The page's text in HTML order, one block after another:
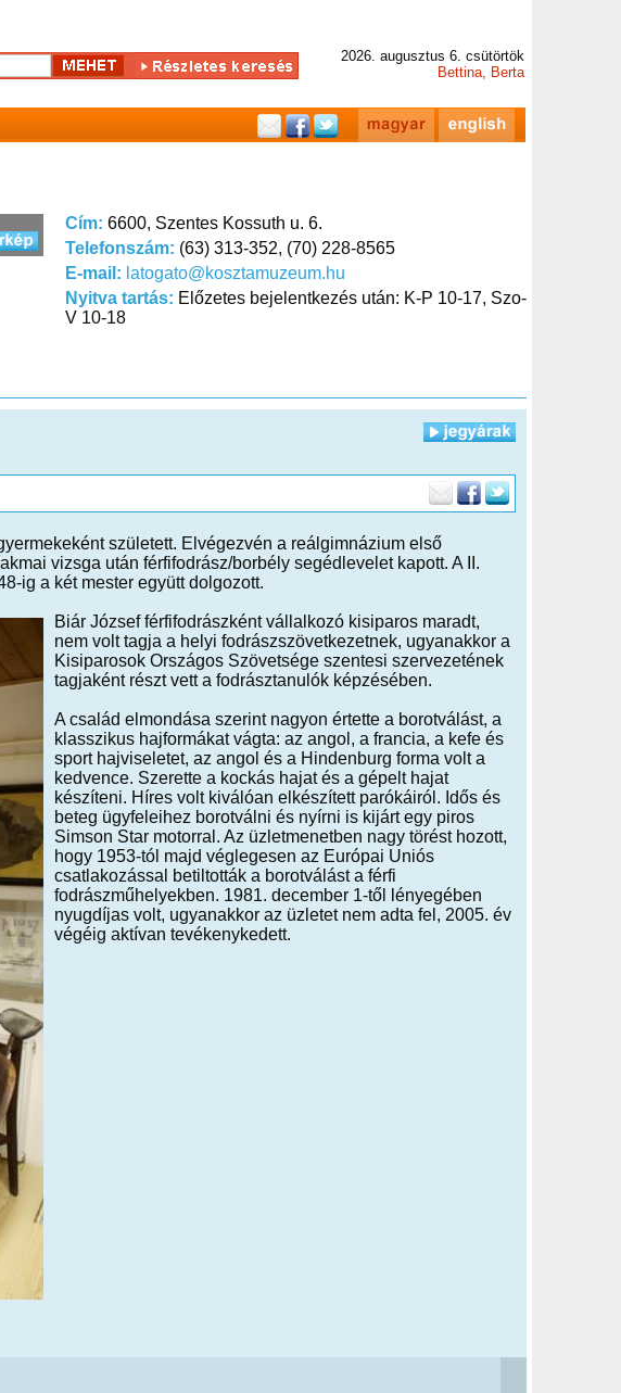
2026. augusztus 6. csütörtök
Bettina, Berta
Cím: 6600, Szentes Kossuth u. 6.
Telefonszám: (63) 313-352, (70) 228-8565
E-mail: latogato@kosztamuzeum.hu
Nyitva tartás: Előzetes bejelentkezés után: K-P 10-17, Szo-
V 10-18
született. Elvégezvén a reálgimnázium első
vizsga után férfifodrász/borbély segédlevelet kapott. A II.
ig a két mester együtt dolgozott.
Biár József férfifodrászként vállalkozó kisiparos maradt,
nem volt tagja a helyi fodrászszövetkezetnek, ugyanakkor a
Kisiparosok Országos Szövetsége szentesi szervezetének
tagjaként részt vett a fodrásztanulók képzésében.
A család elmondása szerint nagyon értette a borotválást, a
klasszikus hajformákat vágta: az angol, a francia, a kefe és
sport hajviseletet, az angol és a Hindenburg forma volt a
kedvence. Szerette a kockás hajat és a gépelt hajat
készíteni. Híres volt kiválóan elkészített parókáiról. Idős és
beteg ügyfeleihez borotválni és nyírni is kijárt egy piros
Simson Star motorral. Az üzletmenetben nagy törést hozott,
hogy 1953-tól majd véglegesen az Európai Uniós
csatlakozással betiltották a borotválást a férfi
fodrászműhelyekben. 1981. december 1-től lényegében
nyugdíjas volt, ugyanakkor az üzletet nem adta fel, 2005. év
végéig aktívan tevékenykedett.